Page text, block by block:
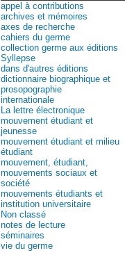
appel à contributions
archives et mémoires
axes de recherche
cahiers du germe
collection germe aux éditions
Syllepse
dans d'autres éditions
dictionnaire biographique et
prosopographie
internationale
La lettre électronique
mouvement étudiant et
jeunesse
mouvement étudiant et milieu
étudiant
mouvement, étudiant,
mouvements sociaux et
société
mouvements étudiants et
institution universitaire
Non classé
notes de lecture
séminaires
vie du germe